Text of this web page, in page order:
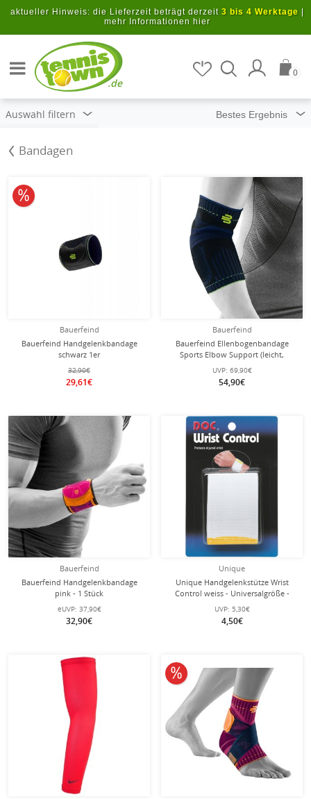
Zum Hauptinhalt springen
aktueller Hinweis: die Lieferzeit beträgt derzeit 3 bis 4 Werktage
mehr Informationen hier
.de
0
Auswahl filtern
Bandagen
Bauerfeind
Bauerfeind Handgelenkbandage
schwarz 1er
32,90€
29,61€
10% reduziert
Bauerfeind
Bauerfeind Ellenbogenbandage
Sports Elbow Support (leicht,
komfortabel) schwarz/blau - 1 Stück
UVP: 69,90€
54,90€
Bauerfeind
Bauerfeind Handgelenkbandage
pink - 1 Stück
eUVP: 37,90€
32,90€
Unique
Unique Handgelenkstütze Wrist
Control weiss - Universalgröße -
UVP: 5,30€
4,50€
10% reduziert